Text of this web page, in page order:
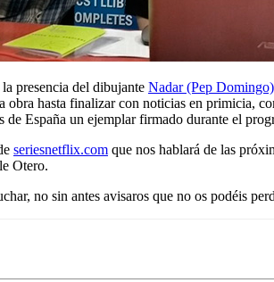
presencia del dibujante Nadar (Pep Domingo)
obra hasta finalizar con noticias en primicia,
de España un ejemplar firmado durante el
seriesnetflix.com que nos hablará de las
Otero.
no sin antes avisaros que no os podéis